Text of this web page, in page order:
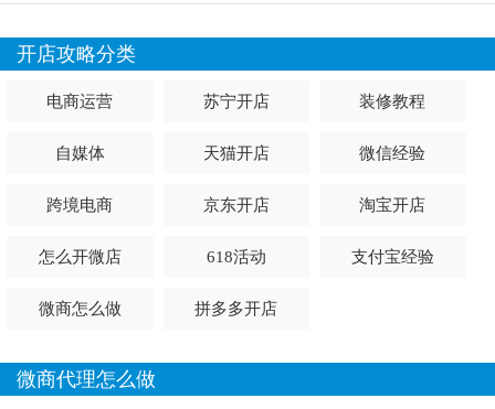
成立日期
机构成立年月
成立省份
选择省份名称
建议填写座机
开店攻略分类
电商运营 苏宁开店 装修教程
自媒体 天猫开店 微信经验
跨境电商 京东开店 淘宝开店
怎么开微店 618活动 支付宝经验
微商怎么做 拼多多开店
微商代理怎么做